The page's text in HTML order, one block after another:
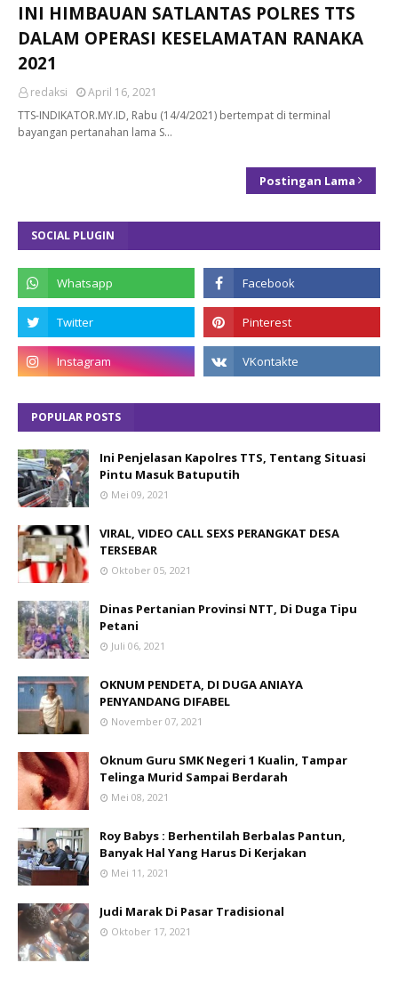
INI HIMBAUAN SATLANTAS POLRES TTS
DALAM OPERASI KESELAMATAN RANAKA
2021
redaksi
April 16, 2021
TTS-INDIKATOR.MY.ID, Rabu (14/4/2021) bertempat di terminal
bayangan pertanahan lama S…
Postingan Lama
SOCIAL PLUGIN
POPULAR POSTS
Ini Penjelasan Kapolres TTS, Tentang Situasi
Pintu Masuk Batuputih
Mei 09, 2021
VIRAL, VIDEO CALL SEXS PERANGKAT DESA
TERSEBAR
Oktober 05, 2021
Dinas Pertanian Provinsi NTT, Di Duga Tipu
Petani
Juli 06, 2021
OKNUM PENDETA, DI DUGA ANIAYA
PENYANDANG DIFABEL
November 07, 2021
Oknum Guru SMK Negeri 1 Kualin, Tampar
Telinga Murid Sampai Berdarah
Mei 08, 2021
Roy Babys : Berhentilah Berbalas Pantun,
Banyak Hal Yang Harus Di Kerjakan
Mei 11, 2021
Judi Marak Di Pasar Tradisional
Oktober 17, 2021